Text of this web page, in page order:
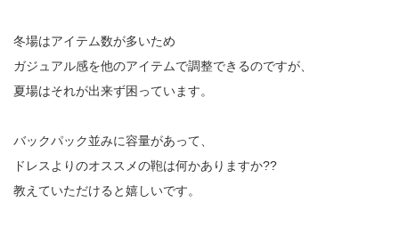
冬場はアイテム数が多いため
ガジュアル感を他のアイテムで調整できるのですが、
夏場はそれが出来ず困っています。
バックパック並みに容量があって、
ドレスよりのオススメの鞄は何かありますか??
教えていただけると嬉しいです。